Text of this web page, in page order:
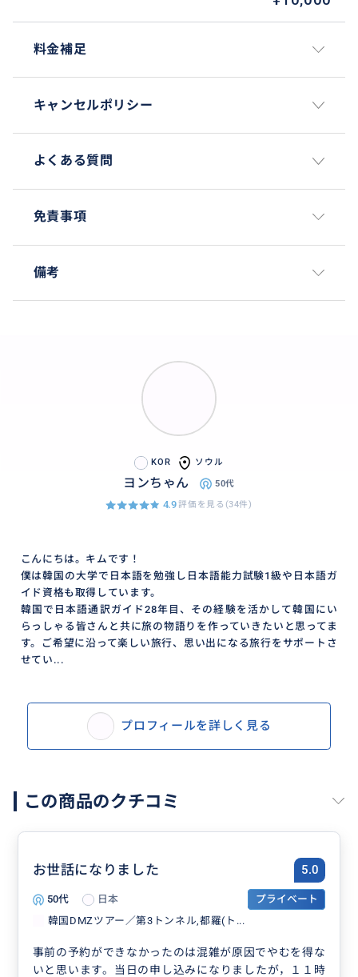
料金補足
キャンセルポリシー
よくある質問
免責事項
備考
KOR ソウル
ヨンちゃん 50代
4.9評価を見る(34件)
こんにちは。キムです！
僕は韓国の大学で日本語を勉強し日本語能力試験1級や日本語ガ
イド資格も取得しています。
韓国で日本語通訳ガイド28年目、その経験を活かして韓国にい
らっしゃる皆さんと共に旅の物語りを作っていきたいと思ってま
す。ご希望に沿って楽しい旅行、思い出になる旅行をサポートさ
せてい...
プロフィールを詳しく見る
この商品のクチコミ
お世話になりました 5.0
50代 日本
プライベート
韓国DMZツアー／第3トンネル,都羅(ト...
事前の予約ができなかったのは混雑が原因でやむを得な
いと思います。当日の申し込みになりましたが，１１時